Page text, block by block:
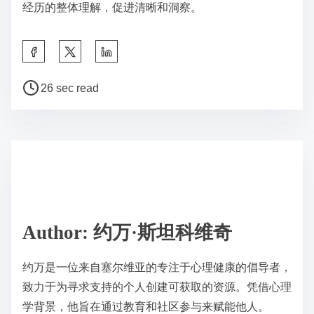
经历的整体理解，促进清晰和洞察。
a
p
s
t
o
P
t
i
m
e
26 sec read
Author: 约万·斯坦科维奇
约万是一位来自塞尔维亚的专注于心理健康的倡导者，
致力于为寻求支持的个人创建可获取的资源。凭借心理
学背景，他旨在通过教育和社区参与来赋能他人。